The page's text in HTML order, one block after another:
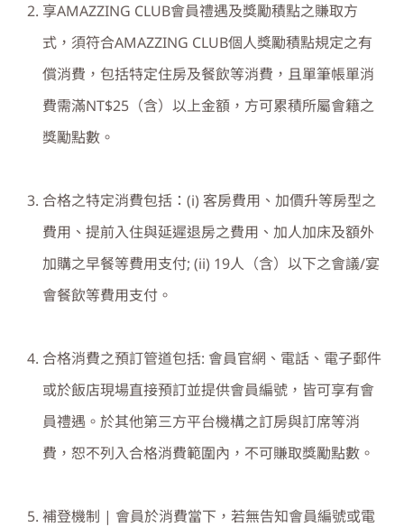
享AMAZZING CLUB會員禮遇及獎勵積點之賺取方
式，須符合AMAZZING CLUB個人獎勵積點規定之有
償消費，包括特定住房及餐飲等消費，且單筆帳單消
費需滿NT$25 （含）以上金額，方可累積所屬會籍之
獎勵點數。
合格之特定消費包括：(i)客房費用、加價升等房型之
費用、提前入住與延遲退房之費用、加人加床及額外
加購之早餐等費用支付;(ii) 19人（含）以下之會議/宴
會餐飲等費用支付。
合格消費之預訂管道包括: 會員官網、電話、電子郵件
或於飯店現場直接預訂並提供會員編號，皆可享有會
員禮遇。於其他第三方平台機構之訂房與訂席等消
費，恕不列入合格消費範圍內，不可賺取獎勵點數。
補登機制 | 會員於消費當下，若無告知會員編號或電